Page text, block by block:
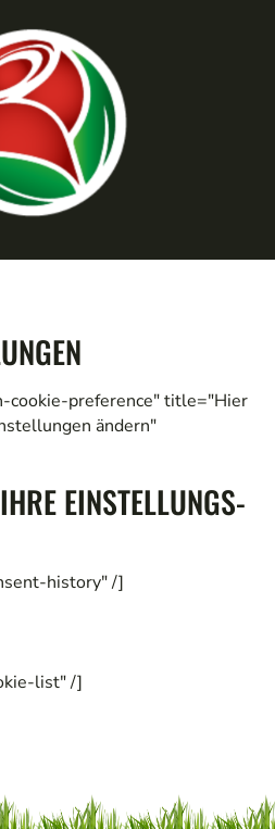
cookie-preference" title="Hier
ändern"
EINSTELLUNGS-
history" /]
list" /]